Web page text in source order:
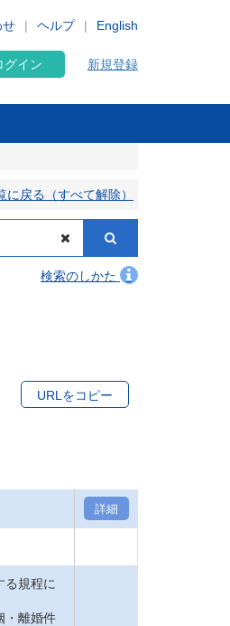
English
せ ヘルプ
グイン 新規登録
に戻る（すべて解除）
検索のしかた
URLをコピー
詳細
る規程に
・離婚件